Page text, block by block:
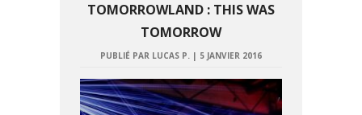
TOMORROWLAND : THIS WAS
TOMORROW
PUBLIÉ PAR LUCAS P. | 5 JANVIER 2016